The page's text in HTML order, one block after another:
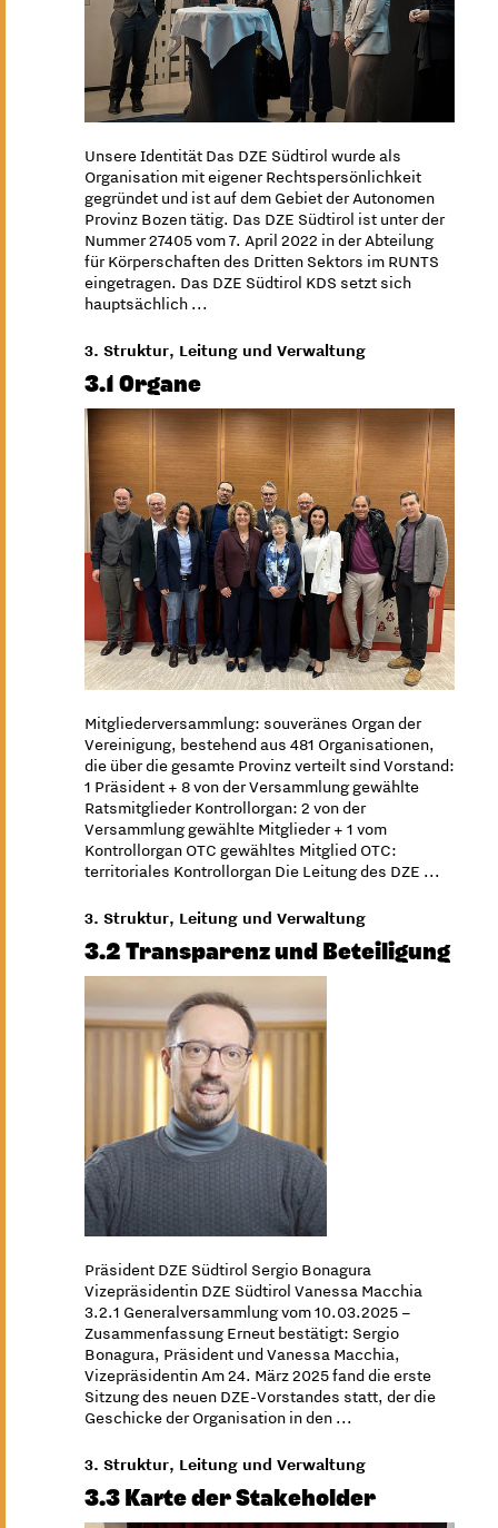
Unsere Identität Das DZE Südtirol wurde als
Organisation mit eigener Rechtspersönlichkeit
gegründet und ist auf dem Gebiet der Autonomen
Provinz Bozen tätig. Das DZE Südtirol ist unter der
Nummer 27405 vom 7. April 2022 in der Abteilung
für Körperschaften des Dritten Sektors im RUNTS
eingetragen. Das DZE Südtirol KDS setzt sich
hauptsächlich ...
3. Struktur, Leitung und Verwaltung
3.1 Organe
Mitgliederversammlung: souveränes Organ der
Vereinigung, bestehend aus 481 Organisationen,
die über die gesamte Provinz verteilt sind Vorstand:
1 Präsident + 8 von der Versammlung gewählte
Ratsmitglieder Kontrollorgan: 2 von der
Versammlung gewählte Mitglieder + 1 vom
Kontrollorgan OTC gewähltes Mitglied OTC:
territoriales Kontrollorgan Die Leitung des DZE ...
3. Struktur, Leitung und Verwaltung
3.2 Transparenz und Beteiligung
Präsident DZE Südtirol Sergio Bonagura
Vizepräsidentin DZE Südtirol Vanessa Macchia
3.2.1 Generalversammlung vom 10.03.2025 –
Zusammenfassung Erneut bestätigt: Sergio
Bonagura, Präsident und Vanessa Macchia,
Vizepräsidentin Am 24. März 2025 fand die erste
Sitzung des neuen DZE-Vorstandes statt, der die
Geschicke der Organisation in den ...
3. Struktur, Leitung und Verwaltung
3.3 Karte der Stakeholder